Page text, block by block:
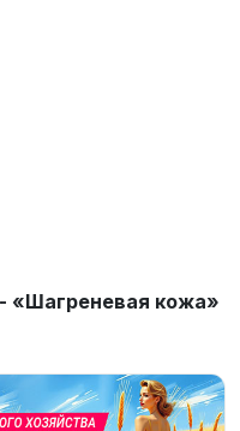
«Шагреневая кожа»